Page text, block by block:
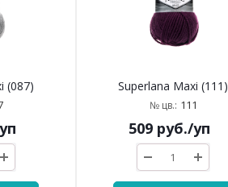
(087) Superlana Maxi (111)
№ цв.: 111
509руб./уп